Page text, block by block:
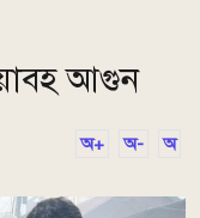
আগুন
অ+ অ- অ